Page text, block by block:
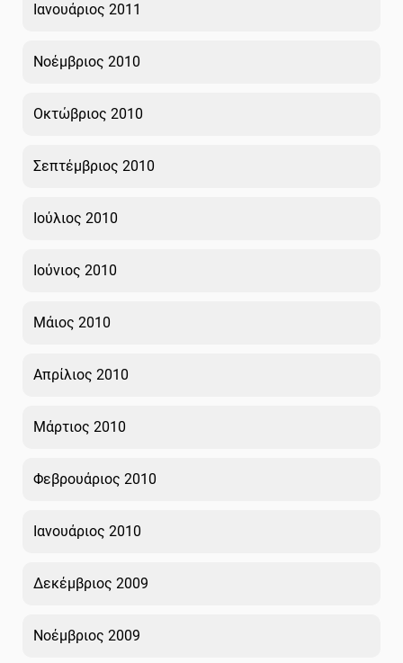
Ιανουάριος 2011
Νοέμβριος 2010
Οκτώβριος 2010
Σεπτέμβριος 2010
Ιούλιος 2010
Ιούνιος 2010
Μάιος 2010
Απρίλιος 2010
Μάρτιος 2010
Φεβρουάριος 2010
Ιανουάριος 2010
Δεκέμβριος 2009
Νοέμβριος 2009